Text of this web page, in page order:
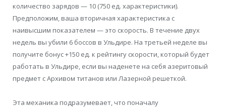
количество зарядов — 10 (750 ед. характеристики).
Предположим, ваша вторичная характеристика с
наивысшим показателем — это скорость. В течение двух
недель вы убили 6 боссов в Ульдире. На третьей неделе вы
получите бонус +150 ед. к рейтингу скорости, который будет
работать в Ульдире, если вы наденете на себя азеритовый
предмет с Архивом титанов или Лазерной решеткой.
Эта механика подразумевает, что поначалу